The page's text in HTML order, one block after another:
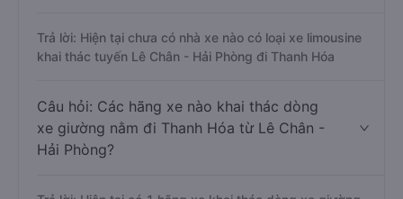
Trả lời: Hiện tại chưa có nhà xe nào có loại xe limousine
khai thác tuyến Lê Chân - Hải Phòng đi Thanh Hóa
Câu hỏi: Các hãng xe nào khai thác dòng
xe giường nằm đi Thanh Hóa từ Lê Chân -
Hải Phòng?